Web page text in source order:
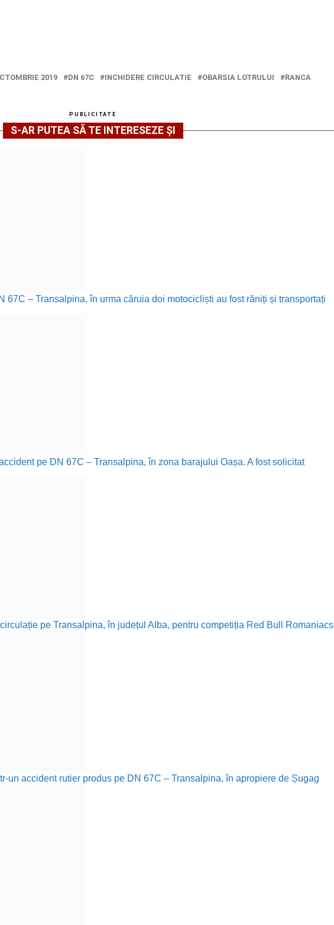
2019 DN 67C INCHIDERE CIRCULATIE OBARSIA LOTRULUI
RANCA
PUBLICITATE
S-AR PUTEA SĂ TE INTERESEZE ȘI
67C – Transalpina, în urma căruia doi motocicliști au fost răniți și transportați
pe DN 67C – Transalpina, în zona barajului Oașa. A fost solicitat
pe Transalpina, în județul Alba, pentru competiția Red Bull Romaniacs
un accident rutier produs pe DN 67C – Transalpina, în apropiere de Șugag